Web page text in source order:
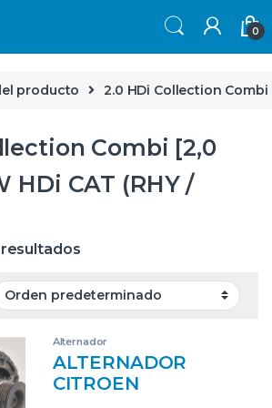
0
producto 2.0 HDi Collection Combi
Combi [2,0
HDi CAT (RHY /
Alternador
ALTERNADOR
CITROEN